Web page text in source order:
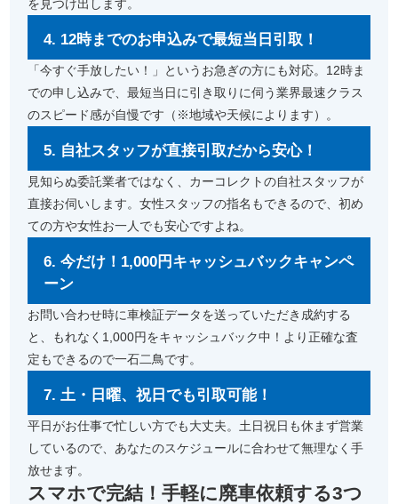
を見つけ出します。
4. 12時までのお申込みで最短当日引取！
「今すぐ手放したい！」というお急ぎの方にも対応。12時ま
での申し込みで、最短当日に引き取りに伺う業界最速クラス
のスピード感が自慢です（※地域や天候によります）。
5. 自社スタッフが直接引取だから安心！
見知らぬ委託業者ではなく、カーコレクトの自社スタッフが
直接お伺いします。女性スタッフの指名もできるので、初め
ての方や女性お一人でも安心ですよね。
6. 今だけ！1,000円キャッシュバックキャンペ
ーン
お問い合わせ時に車検証データを送っていただき成約する
と、もれなく1,000円をキャッシュバック中！より正確な査
定もできるので一石二鳥です。
7. 土・日曜、祝日でも引取可能！
平日がお仕事で忙しい方でも大丈夫。土日祝日も休まず営業
しているので、あなたのスケジュールに合わせて無理なく手
放せます。
スマホで完結！手軽に廃車依頼する3つ